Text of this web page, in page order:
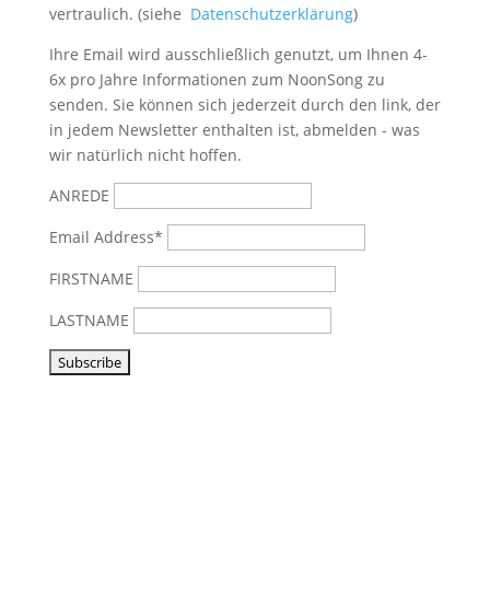
vertraulich. (siehe Datenschutzerklärung)
Ihre Email wird ausschließlich genutzt, um Ihnen 4-
6x pro Jahre Informationen zum NoonSong zu
senden. Sie können sich jederzeit durch den link, der
in jedem Newsletter enthalten ist, abmelden - was
wir natürlich nicht hoffen.
ANREDE
Email Address*
FIRSTNAME
LASTNAME